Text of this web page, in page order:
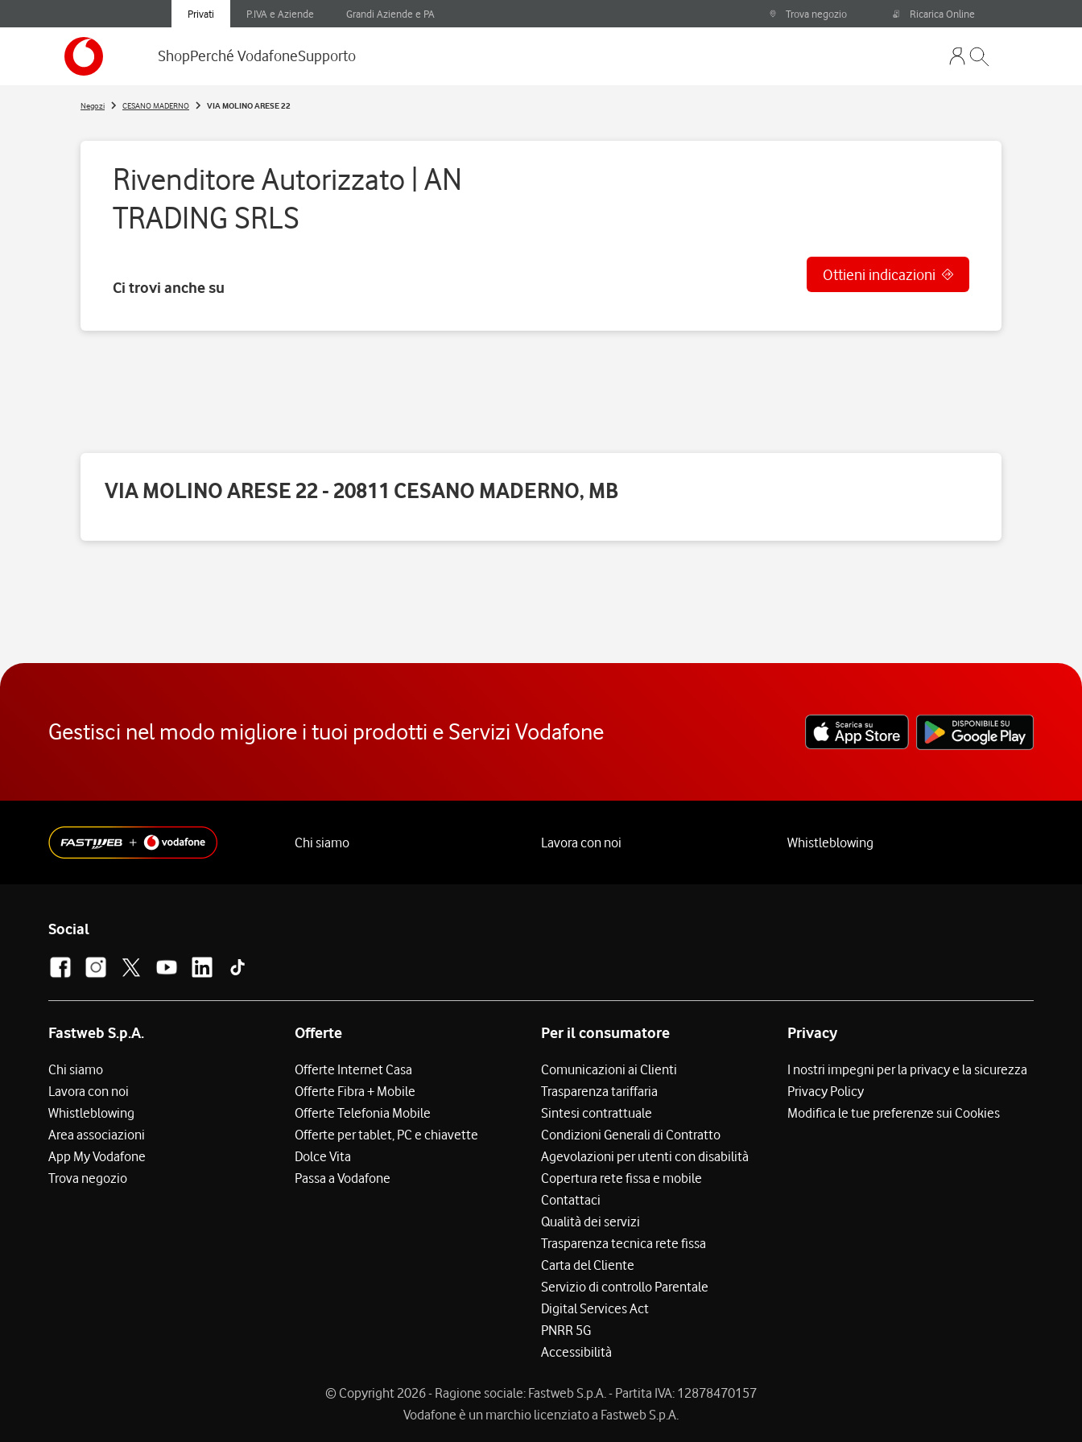
Privati P.IVA e Aziende Grandi Aziende e PA Trova negozio Ricarica Online
ShopPerché VodafoneSupporto
Negozi CESANO MADERNO VIA MOLINO ARESE 22
Rivenditore Autorizzato | AN
TRADING SRLS
Ci trovi anche su
Ottieni indicazioni
VIA MOLINO ARESE 22 - 20811 CESANO MADERNO, MB
Gestisci nel modo migliore i tuoi prodotti e Servizi Vodafone
Chi siamo Lavora con noi Whistleblowing
Social
Fastweb S.p.A.
Chi siamo
Lavora con noi
Whistleblowing
Area associazioni
App My Vodafone
Trova negozio
Offerte
Offerte Internet Casa
Offerte Fibra + Mobile
Offerte Telefonia Mobile
Offerte per tablet, PC e chiavette
Dolce Vita
Passa a Vodafone
Per il consumatore
Comunicazioni ai Clienti
Trasparenza tariffaria
Sintesi contrattuale
Condizioni Generali di Contratto
Agevolazioni per utenti con disabilità
Copertura rete fissa e mobile
Contattaci
Qualità dei servizi
Trasparenza tecnica rete fissa
Carta del Cliente
Servizio di controllo Parentale
Digital Services Act
PNRR 5G
Accessibilità
Privacy
I nostri impegni per la privacy e la sicurezza
Privacy Policy
Modifica le tue preferenze sui Cookies
© Copyright 2026 - Ragione sociale: Fastweb S.p.A. - Partita IVA: 12878470157
Vodafone è un marchio licenziato a Fastweb S.p.A.